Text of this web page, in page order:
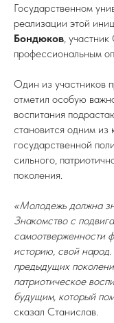
Государственном
реализации этой
Бондюков,
профессиональным
Один из участников
отметил особую
воспитания
становится одним из
государственной
сильного,
поколения.
«Молодежь должна
Знакомство с
самоотверженности
историю, свой
предыдущих
патриотическое
будущим, который
сказал Станислав.